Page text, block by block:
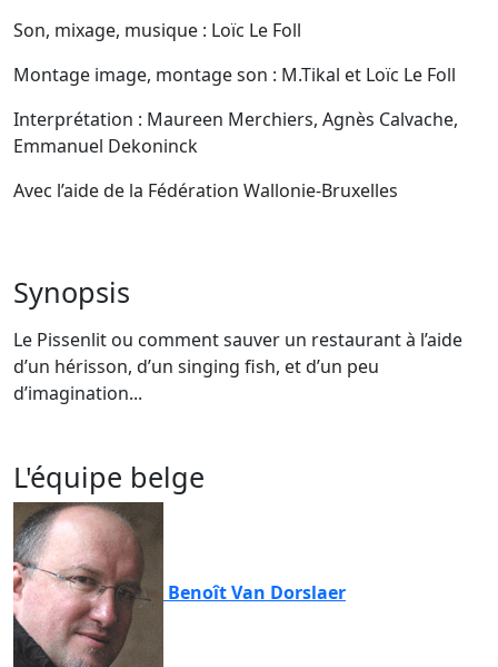
Son, mixage, musique : Loïc Le Foll
Montage image, montage son : M.Tikal et Loïc Le Foll
Interprétation : Maureen Merchiers, Agnès Calvache,
Emmanuel Dekoninck
Avec l’aide de la Fédération Wallonie-Bruxelles
Synopsis
Le Pissenlit ou comment sauver un restaurant à l’aide
d’un hérisson, d’un singing fish, et d’un peu
d’imagination...
L'équipe belge
Benoît Van Dorslaer